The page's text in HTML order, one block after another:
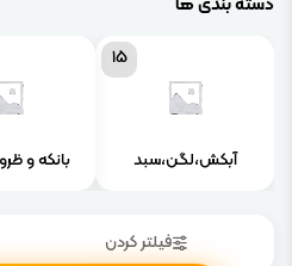
15
آبکش،لگن،سبد بانکه و
فیلتر کردن